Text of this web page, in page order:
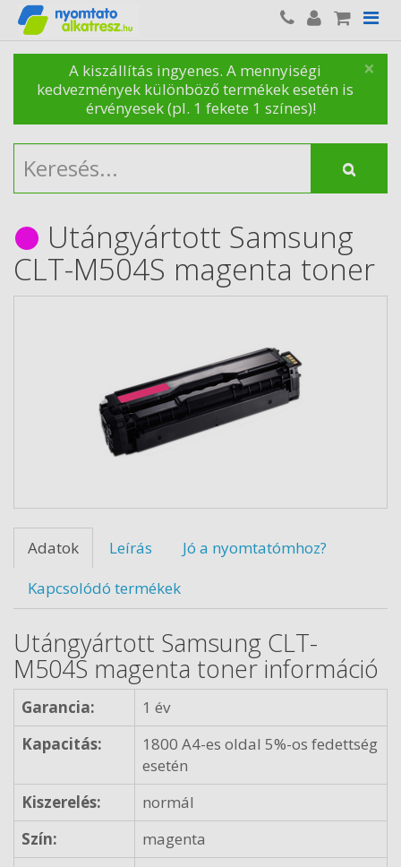
×
A kiszállítás ingyenes. A mennyiségi
kedvezmények különböző termékek esetén is
érvényesek (pl. 1 fekete 1 színes)!
Utángyártott Samsung
CLT-M504S magenta toner
Adatok Leírás
Jó a nyomtatómhoz?
Kapcsolódó termékek
Utángyártott Samsung CLT-
M504S magenta toner információ
Garancia:
1 év
Kapacitás:
1800 A4-es oldal 5%-os fedettség
esetén
Kiszerelés:
normál
Szín:
magenta